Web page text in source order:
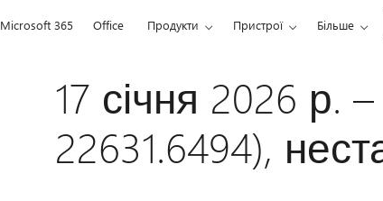
Microsoft 365 Office Продукти Пристрої Більше
17 січня 2026 р.
22631.6494),